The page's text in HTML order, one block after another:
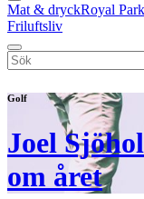
Mat & dryckRoyal
Friluftsliv
Golf
Joel
om året